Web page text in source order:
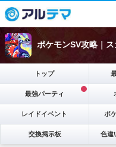
ポケモンSV攻略｜
トップ
最強パーティ
レイドイベント ポ
交換掲示板 色違